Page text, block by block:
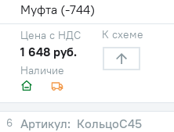
Муфта (-744)
Наличие
Цена с НДС
1 648 руб.
К схеме
6
КольцоС45